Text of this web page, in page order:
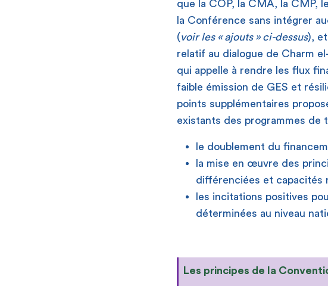
que la COP, la CMA, la CMP,
la Conférence sans intégrer
(voir les « ajouts » ci-dessus),
relatif au dialogue de Charm
qui appelle à rendre les flux
faible émission de GES et
points supplémentaires
existants des programmes de
le doublement du
la mise en œuvre des
différenciées et capacités
les incitations positives
déterminées au niveau
Les principes de la